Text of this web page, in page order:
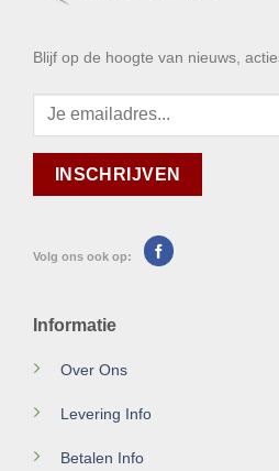
Blijf op de hoogte van nieuws,
Volg ons ook op:
Informatie
Over Ons
Levering Info
Betalen Info